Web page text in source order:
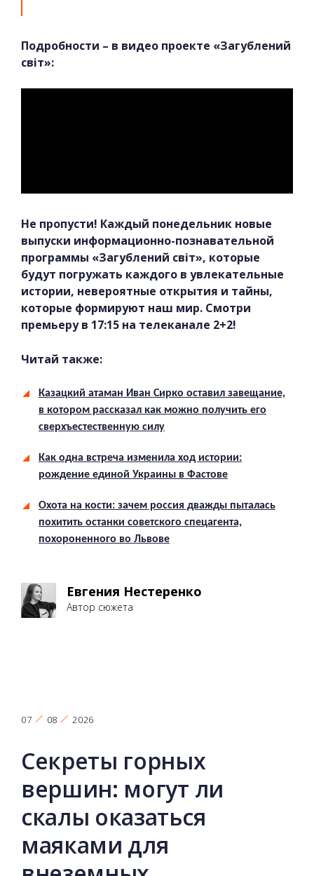
Подробности – в видео проекте «Загублений
світ»:
Не пропусти! Каждый понедельник новые
выпуски информационно-познавательной
программы «Загублений світ», которые
будут погружать каждого в увлекательные
истории, невероятные открытия и тайны,
которые формируют наш мир. Смотри
премьеру в 17:15 на телеканале 2+2!
Читай также:
Казацкий атаман Иван Сирко оставил завещание,
в котором рассказал как можно получить его
сверхъестественную силу
Как одна встреча изменила ход истории:
рождение единой Украины в Фастове
Охота на кости: зачем россия дважды пыталась
похитить останки советского спецагента,
похороненного во Львове
Евгения Нестеренко
Автор сюжета
07 08 2026
Секреты горных
вершин: могут ли
скалы оказаться
маяками для